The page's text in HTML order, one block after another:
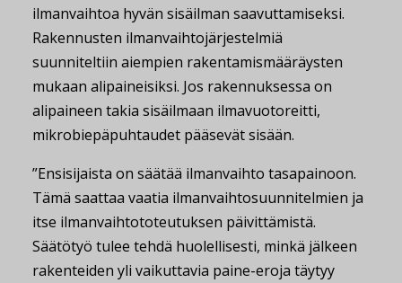
ilmanvaihtoa hyvän sisäilman saavuttamiseksi.
Rakennusten ilmanvaihtojärjestelmiä
suunniteltiin aiempien rakentamismääräysten
mukaan alipaineisiksi. Jos rakennuksessa on
alipaineen takia sisäilmaan ilmavuotoreitti,
mikrobiepäpuhtaudet pääsevät sisään.
”Ensisijaista on säätää ilmanvaihto tasapainoon.
Tämä saattaa vaatia ilmanvaihtosuunnitelmien ja
itse ilmanvaihtototeutuksen päivittämistä.
Säätötyö tulee tehdä huolellisesti, minkä jälkeen
rakenteiden yli vaikuttavia paine-eroja täytyy